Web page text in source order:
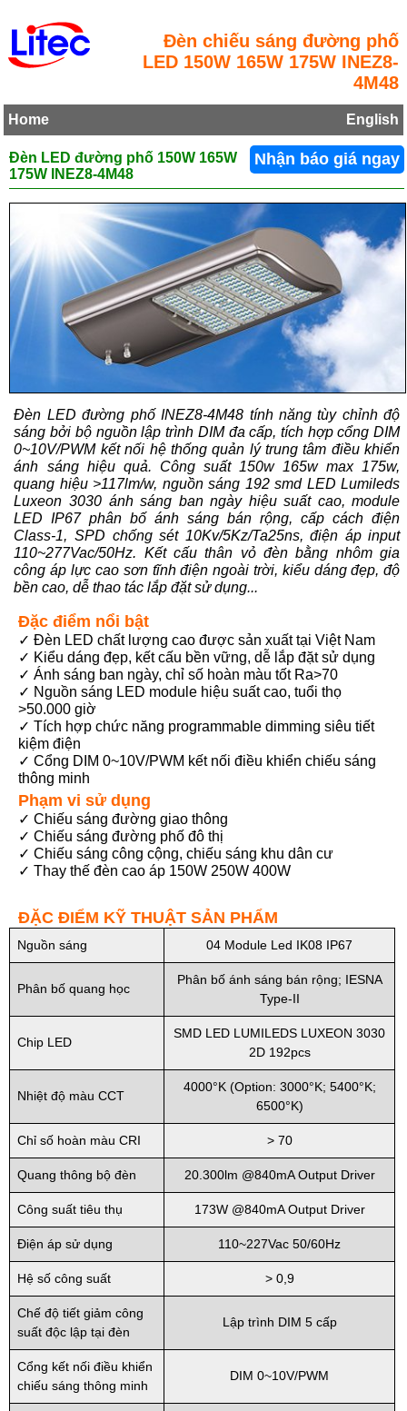
Đèn chiếu sáng đường phố
LED 150W 165W 175W INEZ8-
4M48
Home English
Nhận báo giá ngay
Đèn LED đường phố 150W 165W
175W INEZ8-4M48
Đèn LED đường phố INEZ8-4M48 tính năng tùy chỉnh độ
sáng bởi bộ nguồn lập trình DIM đa cấp, tích hợp cổng DIM
0~10V/PWM kết nối hệ thống quản lý trung tâm điều khiển
ánh sáng hiệu quả. Công suất 150w 165w max 175w,
quang hiệu >117lm/w, nguồn sáng 192 smd LED Lumileds
Luxeon 3030 ánh sáng ban ngày hiệu suất cao, module
LED IP67 phân bố ánh sáng bán rộng, cấp cách điện
Class-1, SPD chống sét 10Kv/5Kz/Ta25ns, điện áp input
110~277Vac/50Hz. Kết cấu thân vỏ đèn bằng nhôm gia
công áp lực cao sơn tĩnh điện ngoài trời, kiểu dáng đẹp, độ
bền cao, dễ thao tác lắp đặt sử dụng...
Đặc điểm nổi bật
✓ Đèn LED chất lượng cao được sản xuất tại Việt Nam
✓ Kiểu dáng đẹp, kết cấu bền vững, dễ lắp đặt sử dụng
✓ Ánh sáng ban ngày, chỉ số hoàn màu tốt Ra>70
✓ Nguồn sáng LED module hiệu suất cao, tuổi thọ
>50.000 giờ
✓ Tích hợp chức năng programmable dimming siêu tiết
kiệm điện
✓ Cổng DIM 0~10V/PWM kết nối điều khiển chiếu sáng
thông minh
Phạm vi sử dụng
✓ Chiếu sáng đường giao thông
✓ Chiếu sáng đường phố đô thị
✓ Chiếu sáng công cộng, chiếu sáng khu dân cư
✓ Thay thế đèn cao áp 150W 250W 400W
ĐẶC ĐIỂM KỸ THUẬT SẢN PHẨM
Nguồn sáng 04 Module Led IK08 IP67
Phân bố quang học
Phân bố ánh sáng bán rộng; IESNA
Type-II
Chip LED
SMD LED LUMILEDS LUXEON 3030
2D 192pcs
Nhiệt độ màu CCT
4000°K (Option: 3000°K; 5400°K;
6500°K)
Chỉ số hoàn màu CRI > 70
Quang thông bộ đèn 20.300lm @840mA Output Driver
Công suất tiêu thụ 173W @840mA Output Driver
Điện áp sử dụng 110~227Vac 50/60Hz
Hệ số công suất > 0,9
Chế độ tiết giảm công
suất độc lập tại đèn
Lập trình DIM 5 cấp
Cổng kết nối điều khiển
chiếu sáng thông minh
DIM 0~10V/PWM